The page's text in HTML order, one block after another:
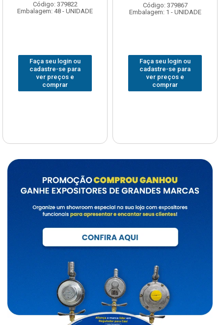
Código: 379822
Embalagem: 48 - UNIDADE
Faça seu login ou
cadastre-se para
ver preços e
comprar
Código: 379867
Embalagem: 1 - UNIDADE
Faça seu login ou
cadastre-se para
ver preços e
comprar